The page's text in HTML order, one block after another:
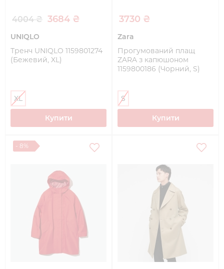
4004 ₴ 3684 ₴
UNIQLO
Тренч UNIQLO 1159801274
(Бежевий, XL)
XL
Купити
3730 ₴
Zara
Прогумований плащ
ZARA з капюшоном
1159800186 (Чорний, S)
S
Купити
- 8%